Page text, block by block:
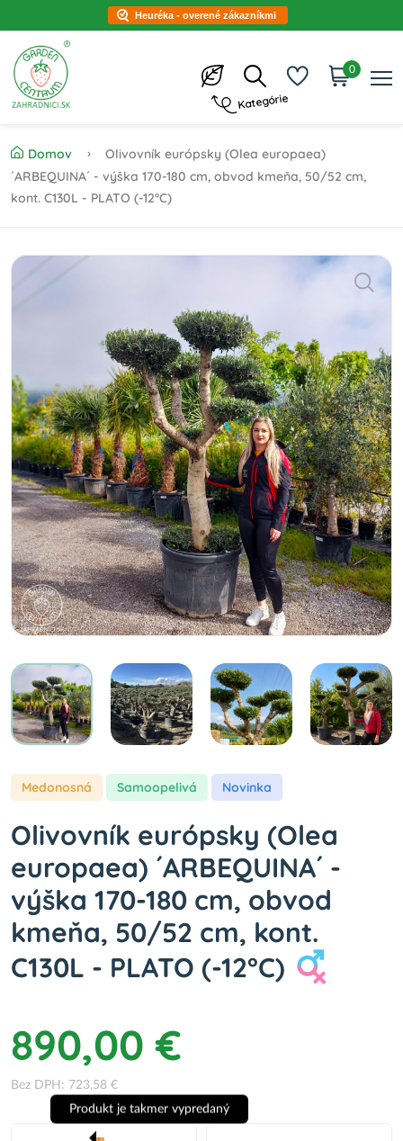
Heuréka - overené zákazníkmi
Kategórie
0
Domov
Olivovník európsky (Olea europaea)
´ARBEQUINA´ - výška 170-180 cm, obvod kmeňa, 50/52 cm,
kont. C130L - PLATO (-12°C)
Medonosná samoopelivá Novinka
Olivovník európsky (Olea
europaea) ´ARBEQUINA´ -
výška 170-180 cm, obvod
kmeňa, 50/52 cm, kont.
C130L - PLATO (-12°C)
890,00 €
Bez DPH: 723,58 €
Produkt je takmer vypredaný